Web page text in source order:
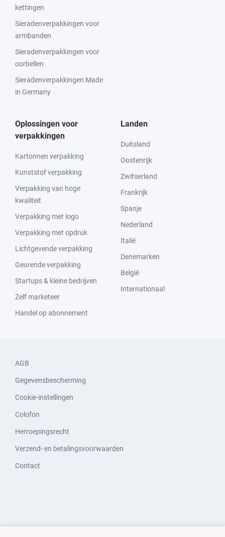
kettingen
Sieradenverpakkingen voor
armbanden
Sieradenverpakkingen voor
oorbellen
Sieradenverpakkingen Made
in Germany
Oplossingen voor
verpakkingen
Kartonnen verpakking
Kunststof verpakking
Verpakking van hoge
kwaliteit
Verpakking met logo
Verpakking met opdruk
Lichtgevende verpakking
Geurende verpakking
Startups & kleine bedrijven
Zelf marketeer
Handel op abonnement
Landen
Duitsland
Oostenrijk
Zwitserland
Frankrijk
Spanje
Nederland
Italië
Denemarken
België
Internationaal
AGB
Gegevensbescherming
Cookie-instellingen
Colofon
Herroepingsrecht
Verzend- en betalingsvoorwaarden
Contact